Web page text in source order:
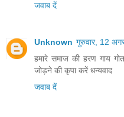
जवाब दें
Unknown गुरुवार, 12
हमारे समाज की हरण गाय
जोड़ने की कृपा करें धन्यवाद
जवाब दें